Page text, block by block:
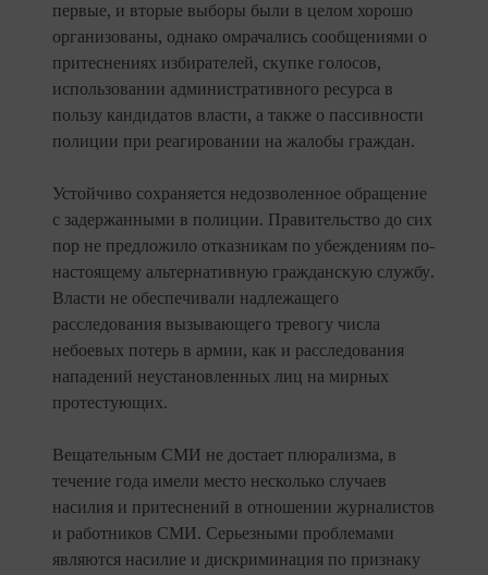
первые, и вторые выборы были в целом хорошо
организованы, однако омрачались сообщениями о
притеснениях избирателей, скупке голосов,
использовании административного ресурса в
пользу кандидатов власти, а также о пассивности
полиции при реагировании на жалобы граждан.
Устойчиво сохраняется недозволенное обращение
с задержанными в полиции. Правительство до сих
пор не предложило отказникам по убеждениям по-
настоящему альтернативную гражданскую службу.
Власти не обеспечивали надлежащего
расследования вызывающего тревогу числа
небоевых потерь в армии, как и расследования
нападений неустановленных лиц на мирных
протестующих.
Вещательным СМИ не достает плюрализма, в
течение года имели место несколько случаев
насилия и притеснений в отношении журналистов
и работников СМИ. Серьезными проблемами
являются насилие и дискриминация по признаку